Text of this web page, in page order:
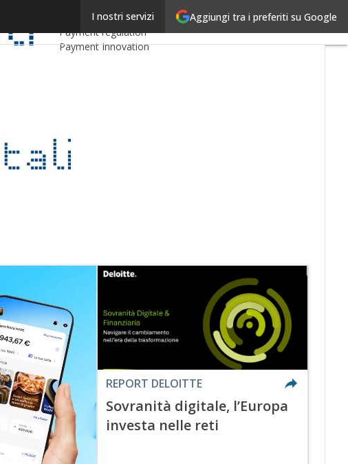
Aggiungi tra i preferiti su Google
I nostri servizi
Ultimi articoli
Payment regulation
Payment Innovation
REPORT DELOITTE
Sovranità digitale, l’Europa
investa nelle reti